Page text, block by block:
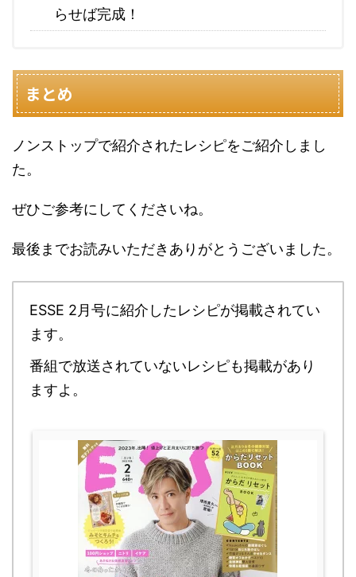
らせば完成！
まとめ
ノンストップで紹介されたレシピをご紹介しまし
た。
ぜひご参考にしてくださいね。
最後までお読みいただきありがとうございました。
ESSE 2月号に紹介したレシピが掲載されてい
ます。
番組で放送されていないレシピも掲載があり
ますよ。